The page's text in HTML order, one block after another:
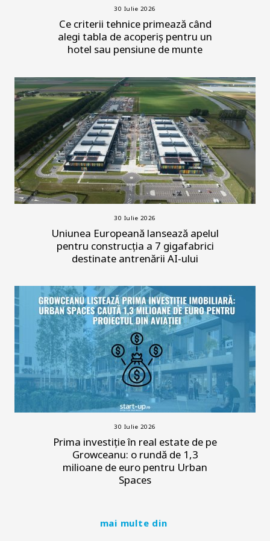
30 Iulie 2026
Ce criterii tehnice primează când
alegi tabla de acoperiș pentru un
hotel sau pensiune de munte
30 Iulie 2026
Uniunea Europeană lansează apelul
pentru construcția a 7 gigafabrici
destinate antrenării AI-ului
30 Iulie 2026
Prima investiție în real estate de pe
Growceanu: o rundă de 1,3
milioane de euro pentru Urban
Spaces
mai multe din